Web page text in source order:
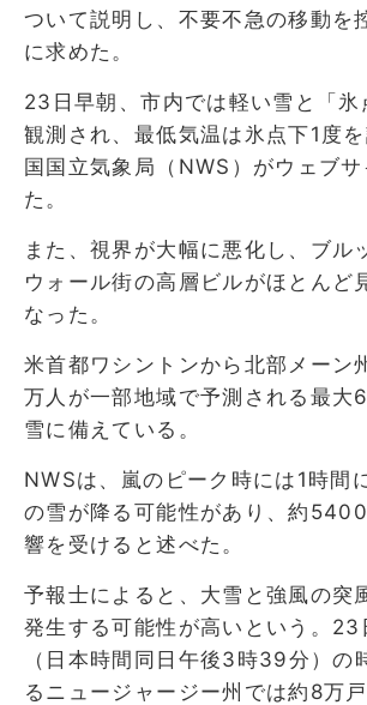
ついて説明し、不要不急の移動を
に求めた。
23日早朝、市内では軽い雪と「氷
観測され、最低気温は氷点下1度
国国立気象局（NWS）がウェブ
た。
また、視界が大幅に悪化し、ブル
ウォール街の高層ビルがほとんど
なった。
米首都ワシントンから北部メーン
万人が一部地域で予測される最大
雪に備えている。
NWSは、嵐のピーク時には1時間
の雪が降る可能性があり、約
響を受けると述べた。
予報士によると、大雪と強風の突
発生する可能性が高いという。
（日本時間同日午後3時39分）の
るニュージャージー州では約8万